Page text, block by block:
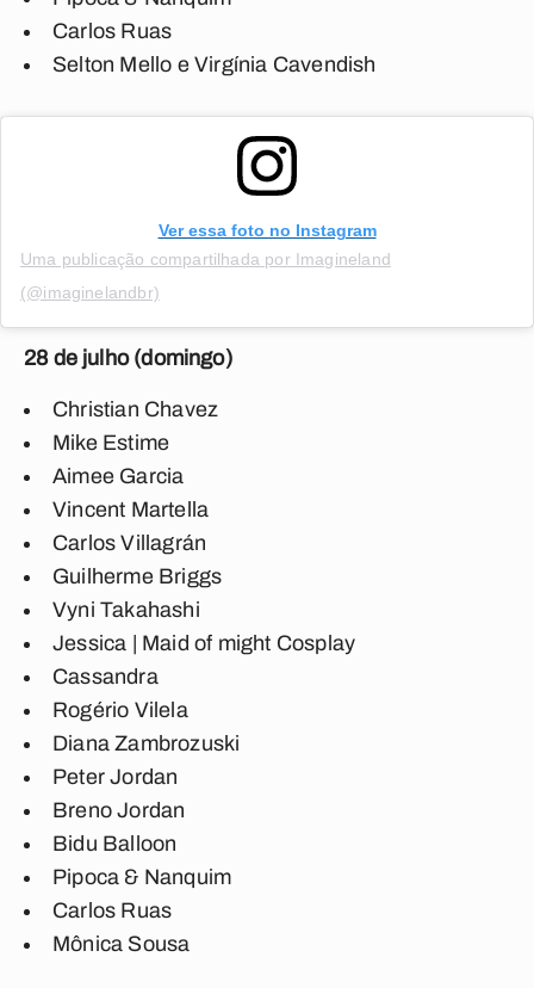
Carlos Ruas
Selton Mello e Virgínia Cavendish
Ver essa foto no Instagram
Uma publicação compartilhada por Imagineland
(@imaginelandbr)
28 de julho (domingo)
Christian Chavez
Mike Estime
Aimee Garcia
Vincent Martella
Carlos Villagrán
Guilherme Briggs
Vyni Takahashi
Jessica | Maid of might Cosplay
Cassandra
Rogério Vilela
Diana Zambrozuski
Peter Jordan
Breno Jordan
Bidu Balloon
Pipoca & Nanquim
Carlos Ruas
Mônica Sousa